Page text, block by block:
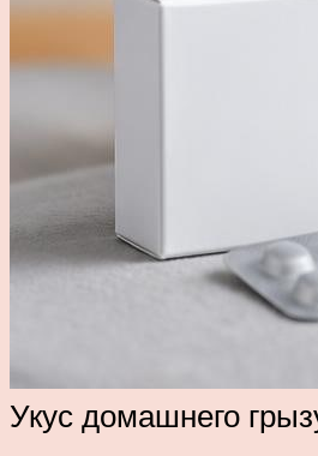
Укус домашнего